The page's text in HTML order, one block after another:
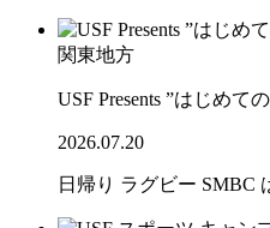
関東地方
USF Presents ”はじめ
2026.07.20
日帰り ラグビー SMBC